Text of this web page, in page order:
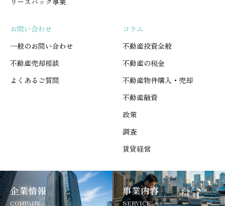
お問い合わせ
一般のお問い合わせ
不動産売却相談
よくあるご質問
コラム
不動産投資全般
不動産の税金
不動産物件購入・売却
不動産融資
政策
調査
賃貸経営
企業情報
COMPANY
事業内容
SERVICE